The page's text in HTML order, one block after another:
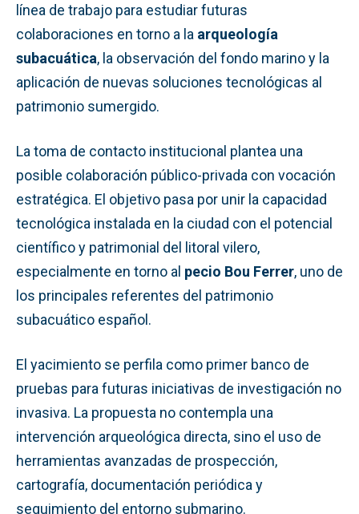
línea de trabajo para estudiar futuras
colaboraciones en torno a la arqueología
subacuática, la observación del fondo marino y la
aplicación de nuevas soluciones tecnológicas al
patrimonio sumergido.
La toma de contacto institucional plantea una
posible colaboración público-privada con vocación
estratégica. El objetivo pasa por unir la capacidad
tecnológica instalada en la ciudad con el potencial
científico y patrimonial del litoral vilero,
especialmente en torno al pecio Bou Ferrer, uno de
los principales referentes del patrimonio
subacuático español.
El yacimiento se perfila como primer banco de
pruebas para futuras iniciativas de investigación no
invasiva. La propuesta no contempla una
intervención arqueológica directa, sino el uso de
herramientas avanzadas de prospección,
cartografía, documentación periódica y
seguimiento del entorno submarino.